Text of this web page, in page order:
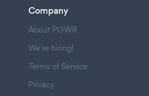
Company
About POWR
We're hiring!
Terms of Service
Privacy